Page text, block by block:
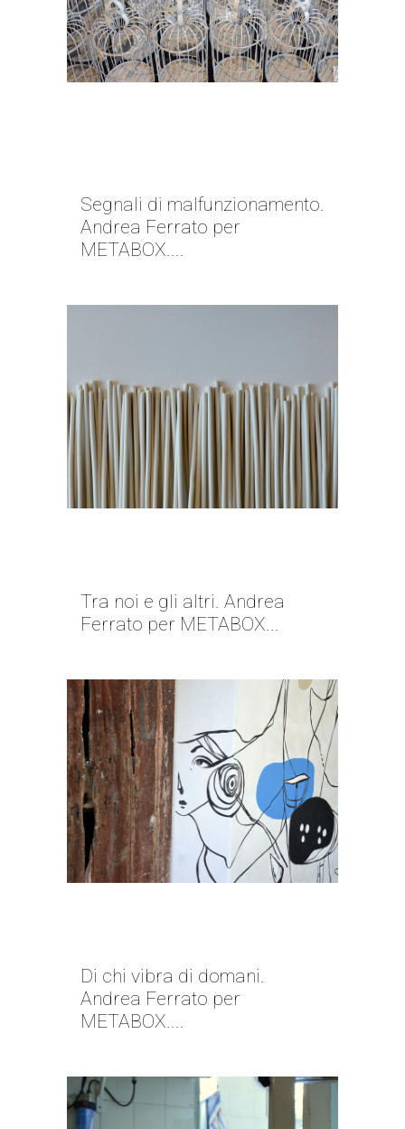
Segnali di malfunzionamento.
Andrea Ferrato per
METABOX....
Tra noi e gli altri. Andrea
Ferrato per METABOX...
Di chi vibra di domani.
Andrea Ferrato per
METABOX....